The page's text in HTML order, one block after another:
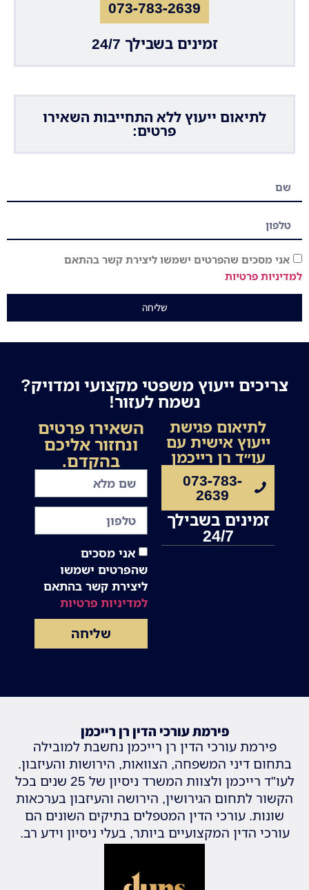
073-783-2639
זמינים בשבילך 24/7
לתיאום ייעוץ ללא התחייבות השאירו
פרטים:
אני מסכים שהפרטים ישמשו ליצירת קשר בהתאם
למדיניות פרטיות
שליחה
צריכים ייעוץ משפטי מקצועי ומדויק?
נשמח לעזור!
לתיאום פגישת
ייעוץ אישית עם
עו״ד רן רייכמן
073-783-
2639
זמינים בשבילך
24/7
השאירו פרטים
ונחזור אליכם
בהקדם.
אני מסכים
שהפרטים ישמשו
ליצירת קשר בהתאם
למדיניות פרטיות
שליחה
פירמת עורכי הדין רן רייכמן
פירמת עורכי הדין רן רייכמן נחשבת למובילה
בתחום דיני המשפחה, הצוואות, הירושות והעיזבון.
לעו"ד רייכמן ולצוות המשרד ניסיון של 25 שנים בכל
הקשור לתחום הגירושין, הירושה והעיזבון בערכאות
שונות. עורכי הדין המטפלים בתיקים השונים הם
עורכי הדין המקצועיים ביותר, בעלי ניסיון וידע רב.